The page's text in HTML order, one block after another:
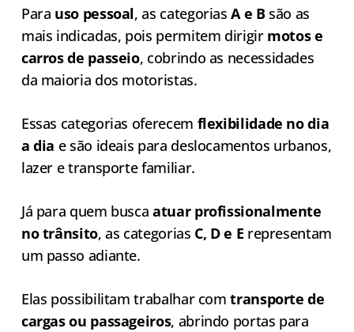
Para uso pessoal, as categoriasA e Bsão as
mais indicadas, pois permitem dirigir motos e
carros de passeio, cobrindo as necessidades
da maioria dos motoristas.
Essas categorias oferecem flexibilidade no dia
a dia e são ideais para deslocamentos urbanos,
lazer e transporte familiar.
Já para quem buscaatuar profissionalmente
no trânsito, as categorias C, D e E representam
um passo adiante.
Elas possibilitam trabalhar comtransporte de
cargas ou passageiros, abrindo portas para